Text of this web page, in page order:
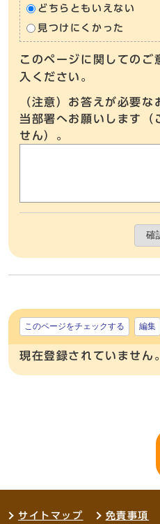
どちらともいえない
見つけにくかった
このページに関してのご
入ください。
（注意）お答えが必要
当部署へお願いします（
せん）。
確
このページをチェックする 編集
現在登録されていません
サイトマップ 免責事項